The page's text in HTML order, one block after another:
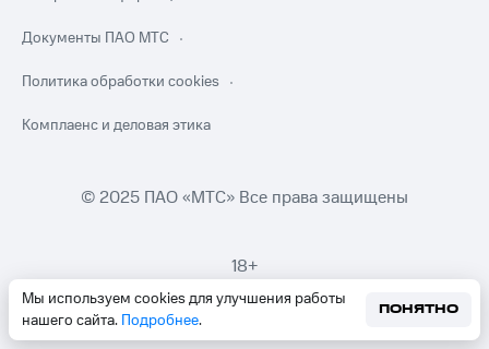
Мы используем cookies для улучшения работы
нашего сайта. Подробнее.
ПОНЯТНО
Документы ПАО МТС
Политика обработки cookies
Комплаенс и деловая этика
© 2025 ПАО «МТС» Все права защищены
18+